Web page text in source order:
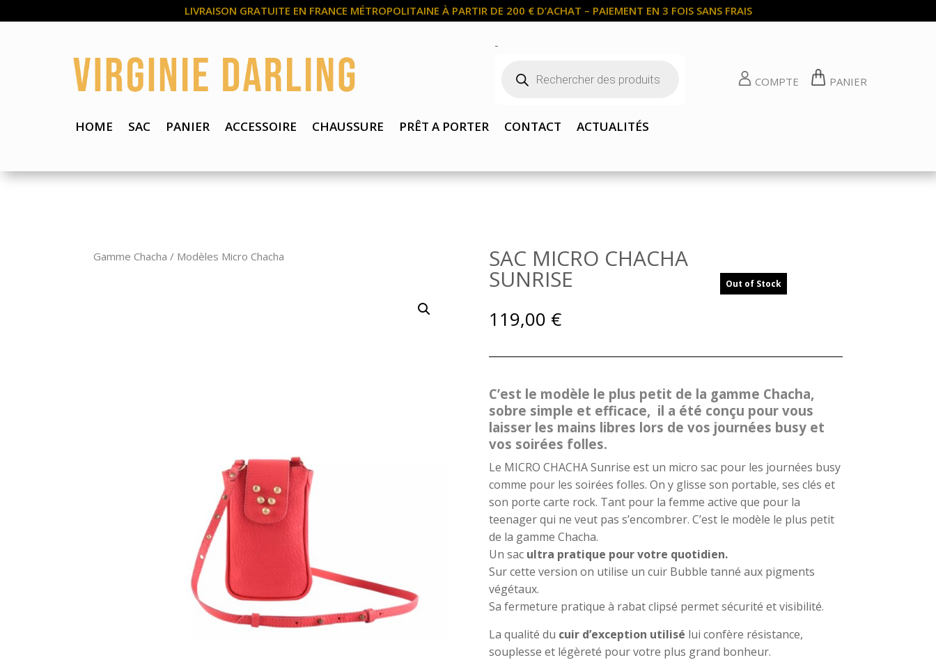
LIVRAISON GRATUITE EN FRANCE MÉTROPOLITAINE À PARTIR DE 200 € D’ACHAT – PAIEMENT EN 3 FOIS SANS FRAIS
-
produits COMPTE PANIER
HOME SAC PANIER ACCESSOIRE CHAUSSURE PRÊT A PORTER CONTACT ACTUALITÉS
Gamme Chacha / Modèles Micro Chacha SAC MICRO CHACHA
SUNRISE
119,00 €
Out of Stock
C’est le modèle le plus petit de la gamme Chacha,
sobre simple et efficace, il a été conçu pour vous
laisser les mains libres lors de vos journées busy et
vos soirées folles.
Le MICRO CHACHA Sunrise est un micro sac pour les journées busy
comme pour les soirées folles. On y glisse son portable, ses clés et
son porte carte rock. Tant pour la femme active que pour la
teenager qui ne veut pas s’encombrer. C’est le modèle le plus petit
de la gamme Chacha.
Un sac ultra pratique pour votre quotidien.
Sur cette version on utilise un cuir Bubble tanné aux pigments
végétaux.
Sa fermeture pratique à rabat clipsé permet sécurité et visibilité.
La qualité du cuir d’exception utilisé lui confère résistance,
souplesse et légèreté pour votre plus grand bonheur.